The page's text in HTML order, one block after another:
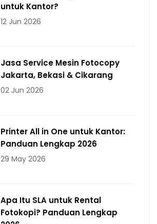
untuk Kantor?
12 Jun 2026
Jasa Service Mesin Fotocopy
Jakarta, Bekasi & Cikarang
02 Jun 2026
Printer All in One untuk Kantor:
Panduan Lengkap 2026
29 May 2026
Apa Itu SLA untuk Rental
Fotokopi? Panduan Lengkap